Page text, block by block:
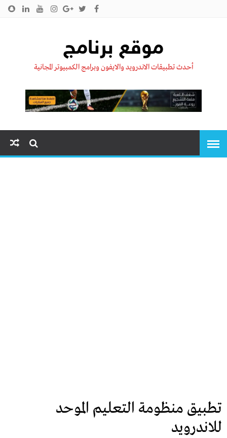
موقع برنامج
أحدث تطبيقات الاندرويد والايفون وبرامج الكمبيوتر المجانية
تطبيق منظومة التعليم الموحد
للاندرويد